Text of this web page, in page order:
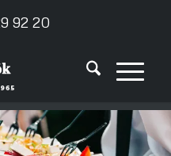
92 20